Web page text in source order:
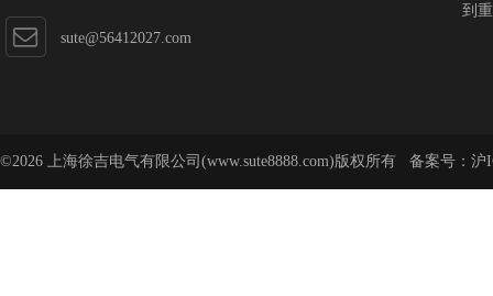
sute@56412027.com
到
©2026 上海徐吉电气有限公司(www.sute8888.com)版权所有 备案号： 沪